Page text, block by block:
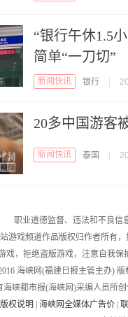
“银行午休1.5
简单“一刀切”
新闻快讯 银行
20多中国游客
新闻快讯 泰国
职业道德监督、违法和不良信
游戏频道作品版权归作者所有
戏，拒绝盗版游戏，注意自我
海峡网(福建日报主管主办) 版
峡都市报(海峡网)采编人员所
版权说明
海峡网全媒体广告价